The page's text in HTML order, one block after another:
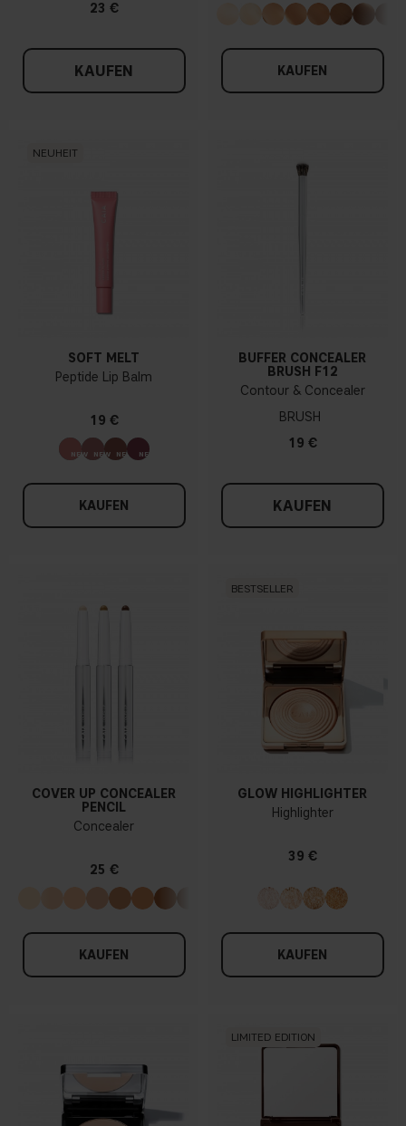
23 €
KAUFEN KAUFEN
NEUHEIT
SOFT MELT
Peptide Lip Balm
19 €
KAUFEN
BUFFER CONCEALER
BRUSH F12
Contour & Concealer
BRUSH
19 €
KAUFEN
COVER UP CONCEALER
PENCIL
Concealer
25 €
KAUFEN
BESTSELLER
GLOW HIGHLIGHTER
Highlighter
39 €
KAUFEN
LIMITED EDITION